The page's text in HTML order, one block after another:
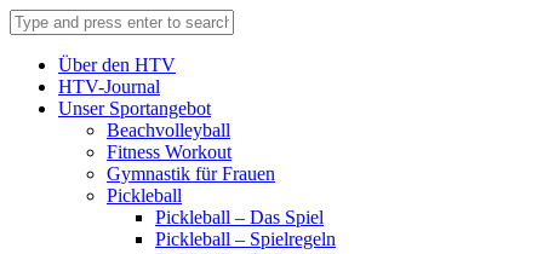
Über den HTV
HTV-Journal
Unser Sportangebot
Beachvolleyball
Fitness Workout
Gymnastik für Frauen
Pickleball
Pickleball – Das Spiel
Pickleball – Spielregeln